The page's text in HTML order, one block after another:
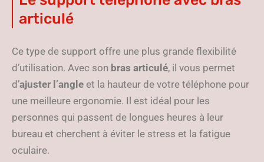
articulé
Ce type de support offre une plus grande flexibilité
d’utilisation. Avec son bras articulé, il vous permet
d’ajuster l’angle et la hauteur de votre téléphone pour
une meilleure ergonomie. Il est idéal pour les
personnes qui passent de longues heures à leur
bureau et cherchent à éviter le stress et la fatigue
oculaire.